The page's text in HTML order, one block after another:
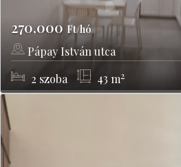
270,000 Ft/hó
Pápay István utca
Budapest, IX kerület
2 szoba 43 m2